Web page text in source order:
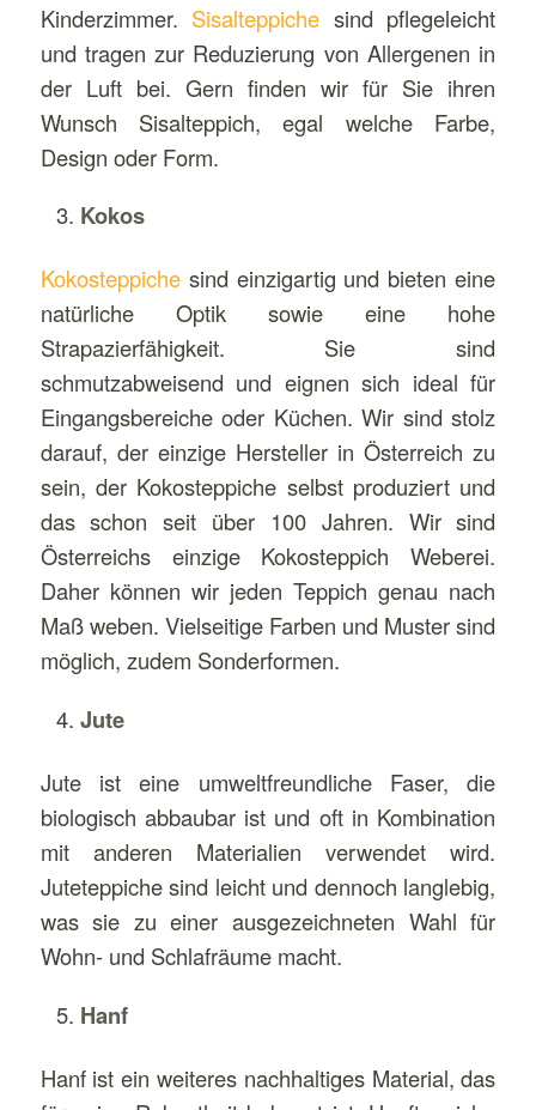
Kinderzimmer. Sisalteppiche sind pflegeleicht
und tragen zur Reduzierung von Allergenen in
der Luft bei. Gern finden wir für Sie ihren
Wunsch Sisalteppich, egal welche Farbe,
Design oder Form.
Kokos
Kokosteppichesind einzigartig und bieten eine
natürliche Optik sowie eine hohe
Strapazierfähigkeit. Sie sind
schmutzabweisend und eignen sich ideal für
Eingangsbereiche oder Küchen. Wir sind stolz
darauf, der einzige Hersteller in Österreich zu
sein, der Kokosteppiche selbst produziert und
das schon seit über 100 Jahren. Wir sind
Österreichs einzige Kokosteppich Weberei.
Daher können wir jeden Teppich genau nach
Maß weben. Vielseitige Farben und Muster sind
möglich, zudem Sonderformen.
Jute
Jute ist eine umweltfreundliche Faser, die
biologisch abbaubar ist und oft in Kombination
mit anderen Materialien verwendet wird.
Juteteppiche sind leicht und dennoch langlebig,
was sie zu einer ausgezeichneten Wahl für
Wohn- und Schlafräume macht.
Hanf
Hanf ist ein weiteres nachhaltiges Material, das